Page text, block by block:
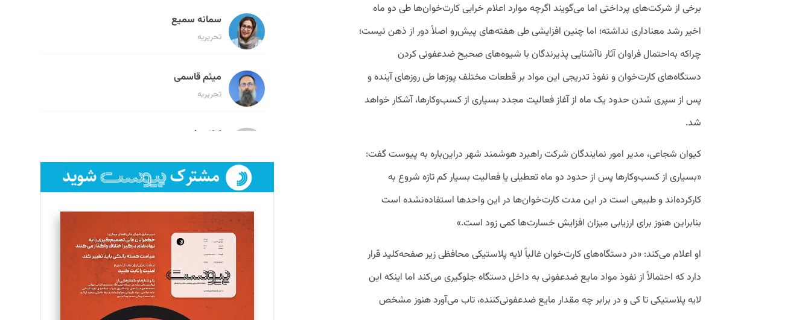
برخی از شرکت‌های پرداختی اما می‌گویند اگرچه موارد اعلام خرابی کارت‌خوان‌ها طی دو ماه
اخیر رشد معناداری نداشته؛ اما چنین افزایشی طی هفته‌های پیش‌رو اصلاً دور از ذهن نیست؛
چراکه به‌احتمال فراوان آثار ناآشنایی پذیرندگان با شیوه‌های صحیح ضدعفونی کردن
دستگاه‌های کارت‌خوان و نفوذ تدریجی این مواد بر قطعات مختلف پوزها طی روزهای آینده و
پس از سپری شدن حدود یک ماه از آغاز فعالیت مجدد بسیاری از کسب‌وکارها، آشکار خواهد
شد.
کیوان شجاعی، مدیر امور نمایندگان شرکت راهبرد هوشمند شهر دراین‌باره به پیوست گفت:
«بسیاری از کسب‌وکارها پس از حدود دو ماه تعطیلی یا فعالیت بسیار کم تازه شروع به
کارکرده‌اند و طبیعی است در این مدت کارت‌خوان‌ها در این واحدها استفاده‌نشده است
بنابراین هنوز برای ارزیابی میزان افزایش خسارت‌ها کمی زود است.»
او اعلام می‌کند: «در دستگاه‌های کارت‌خوان غالباً لایه پلاستیکی محافظی زیر صفحه‌کلید قرار
دارد که احتمالاً از نفوذ مواد مایع ضدعفونی به داخل دستگاه جلوگیری می‌کند اما اینکه این
لایه پلاستیکی تا کی و در برابر چه مقدار مایع ضدعفونی‌کننده، تاب می‌آورد هنوز مشخص
سمانه سمیع
تحریریه
میثم قاسمی
تحریریه
لیلا حنارود
فائزه فتحی رستمی
تحریریه
سروش کرمیان
تحریریه
مینا پاکدل